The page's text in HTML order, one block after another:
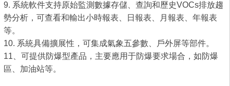
9. 系統軟件支持原始監測數據存儲、查詢和歷史VOCs排放趨
勢分析，可查看和輸出小時報表、日報表、月報表、年報表
等。
10. 系統具備擴展性，可集成氣象五參數、戶外屏等部件。
11、可提供防爆型產品，主要應用于防爆要求場合，如防爆
區、加油站等。